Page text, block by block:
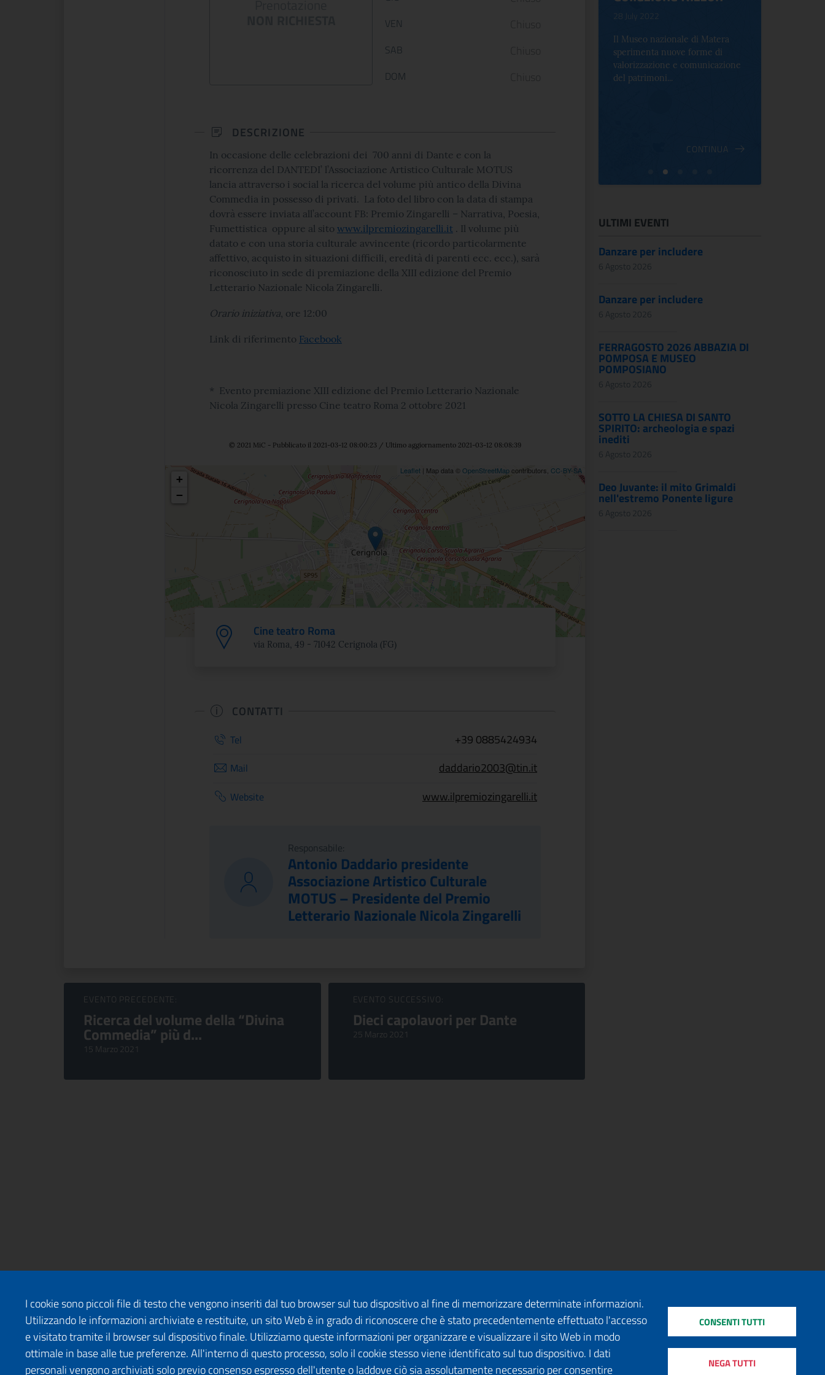
VEN
SAB
DOM
DESCRIZIONE
In occasione delle celebrazioni dei 700 anni di Dante e con la
ricorrenza del DANTEDI’ l’Associazione Artistico Culturale MOTUS
lancia attraverso i social la ricerca del volume più antico della Divina
Commedia in possesso di privati. La foto del libro con la data di stampa
dovrà essere inviata all’account FB: Premio Zingarelli – Narrativa, Poesia,
Fumettistica oppure al sito www.ilpremiozingarelli.it . Il volume più
datato e con una storia culturale avvincente (ricordo particolarmente
affettivo, acquisto in situazioni difficili, eredità di parenti ecc. ecc.), sarà
riconosciuto in sede di premiazione della XIII edizione del Premio
Letterario Nazionale Nicola Zingarelli.
Orario iniziativa , ore 12:00
Link di riferimento Facebook
* Evento premiazione XIII edizione del Premio Letterario Nazionale
Nicola Zingarelli presso Cine teatro Roma 2 ottobre 2021
© 2021 MiC - Pubblicato il 2021-03-12 08:00:23 / Ultimo aggiornamento 2021-03-12 08:08:39
Posizione
+
−
Leaflet | Map data © OpenStreetMapcontributors, CC-BY-SA
Cine teatro Roma
via Roma, 49 - 71042 Cerignola (FG)
CONTATTI
Tel +39 0885424934
Mail daddario2003@tin.it
Website www.ilpremiozingarelli.it
Responsabile:
Antonio Daddario presidente
Associazione Artistico Culturale
MOTUS – Presidente del Premio
Letterario Nazionale Nicola Zingarelli
Sfoglia Eventi
EVENTO PRECEDENTE:
Ricerca del volume della “Divina
Commedia” più d...
15 Marzo 2021
EVENTO SUCCESSIVO:
Dieci capolavori per Dante
25 Marzo 2021
CONTINUA
Le Scuderie del Quirinale
1937-1947. Capolavori salvati dalla
CONTINUA
28 July 2022
Il Museo nazionale di Matera
sperimenta nuove forme di
valorizzazione e comunicazione
del patrimoni...
CONTINUA
ULTIMI EVENTI
Danzare per includere
6 Agosto 2026
Danzare per includere
6 Agosto 2026
FERRAGOSTO 2026 ABBAZIA DI
POMPOSA E MUSEO
POMPOSIANO
6 Agosto 2026
SOTTO LA CHIESA DI SANTO
SPIRITO: archeologia e spazi
inediti
6 Agosto 2026
Deo Juvante: il mito Grimaldi
nell'estremo Ponente ligure
6 Agosto 2026
I cookie sono piccoli file di testo che vengono inseriti dal tuo browser sul tuo dispositivo al fine di memorizzare determinate informazioni.
Utilizzando le informazioni archiviate e restituite, un sito Web è in grado di riconoscere che è stato precedentemente effettuato l'accesso
e visitato tramite il browser sul dispositivo finale. Utilizziamo queste informazioni per organizzare e visualizzare il sito Web in modo
ottimale in base alle tue preferenze. All'interno di questo processo, solo il cookie stesso viene identificato sul tuo dispositivo. I dati
personali vengono archiviati solo previo consenso espresso dell'utente o laddove ciò sia assolutamente necessario per consentire
NEGA TUTTI
CONSENTI TUTTI